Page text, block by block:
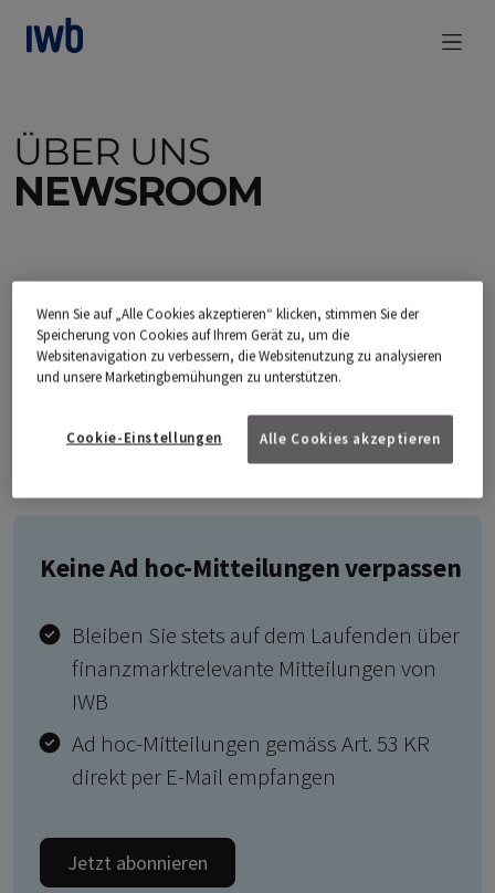
zum Main Content
ÜBER UNS
NEWSROOM
Medienmitteilungen Themendossiers
Bilddatenbank Medienanfragen
Ad hoc-Mitteilungen
Keine Ad hoc-Mitteilungen verpassen
Bleiben Sie stets auf dem Laufenden über
finanzmarktrelevante Mitteilungen von
IWB
Ad hoc-Mitteilungen gemäss Art. 53 KR
direkt per E-Mail empfangen
Jetzt abonnieren
Wenn Sie auf „Alle Cookies akzeptieren“ klicken, stimmen Sie der
Speicherung von Cookies auf Ihrem Gerät zu, um die
Websitenavigation zu verbessern, die Websitenutzung zu analysieren
und unsere Marketingbemühungen zu unterstützen.
Alle Cookies akzeptieren
Cookie-Einstellungen